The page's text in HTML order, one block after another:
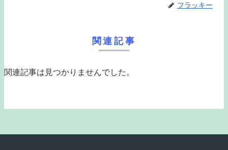
フラッキー
関連記事
関連記事は見つかりませんでした。